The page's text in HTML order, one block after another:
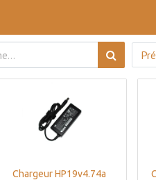
Chargeur HP19v4.74a